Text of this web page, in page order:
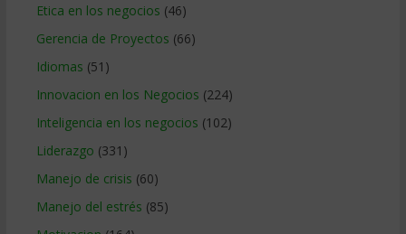
Etica en los negocios (46)
Gerencia de Proyectos (66)
Idiomas (51)
Innovacion en los Negocios (224)
Inteligencia en los negocios (102)
Liderazgo (331)
Manejo de crisis (60)
Manejo del estrés (85)